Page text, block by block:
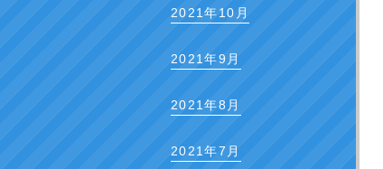
2021年10月
2021年9月
2021年8月
2021年7月